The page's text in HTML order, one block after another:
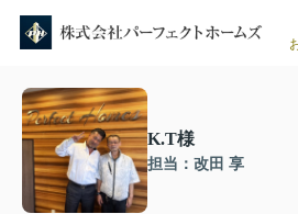
K.T様
担当：改田 享